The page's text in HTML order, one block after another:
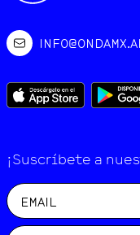
¡Suscríbete a